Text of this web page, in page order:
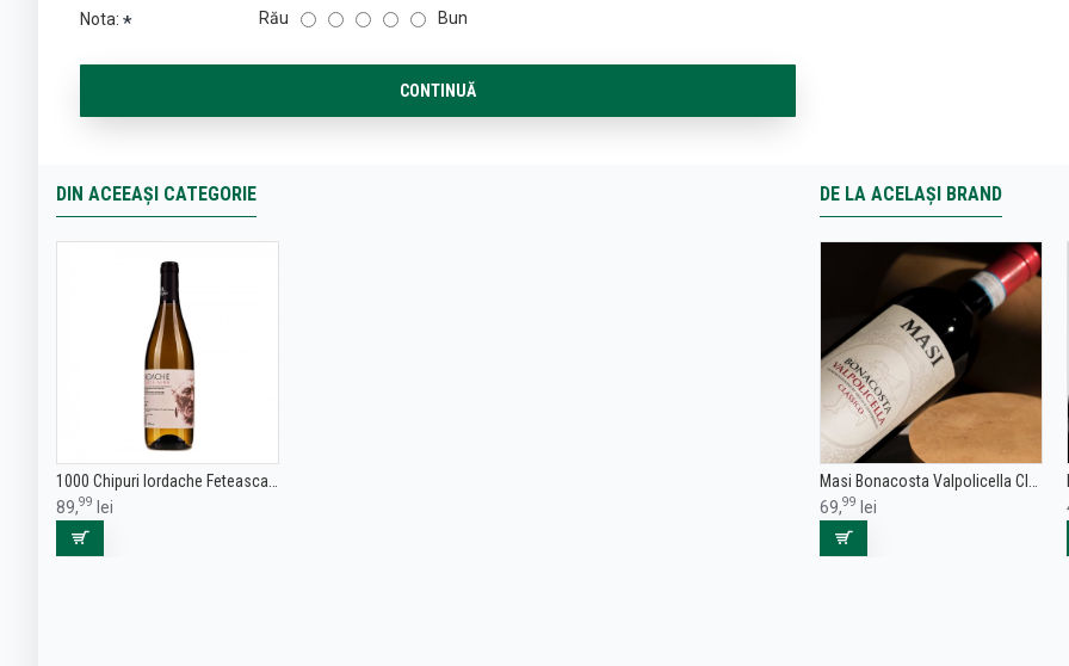
Nota: Rău Bun
CONTINUĂ
DIN ACEEAȘI CATEGORIE
89,99 lei
DE LA ACELAȘI BRAND
69,99 lei